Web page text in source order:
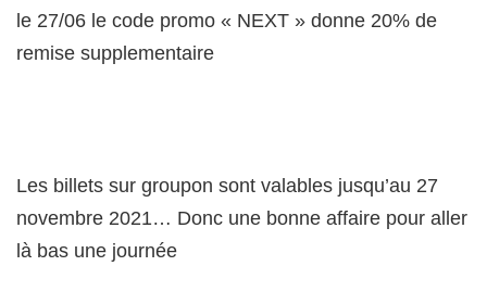
le 27/06 le code promo « NEXT » donne 20% de
remise supplementaire
Les billets sur groupon sont valables jusqu’au 27
novembre 2021… Donc une bonne affaire pour aller
là bas une journée